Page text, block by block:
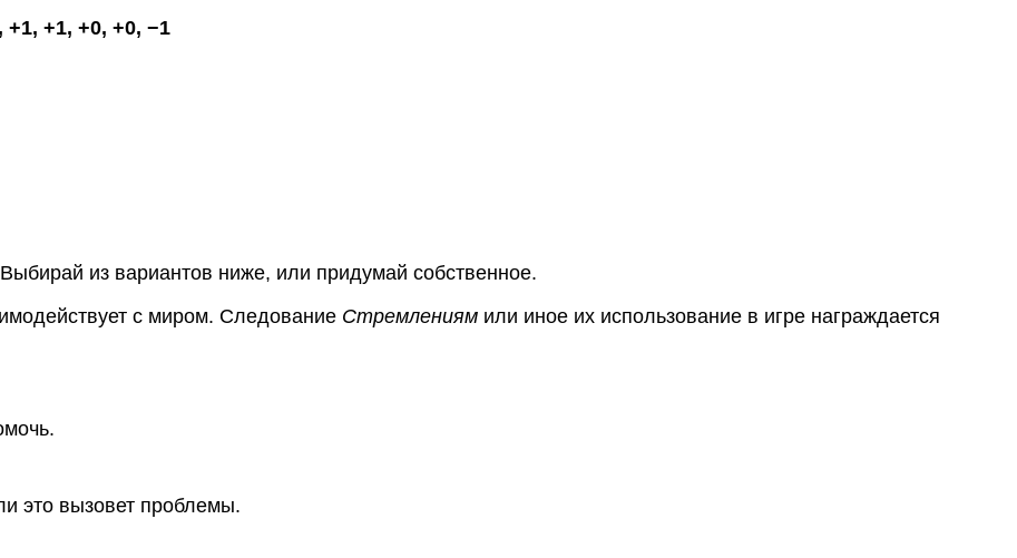
+1, +1, +0, +0, −1
из вариантов ниже, или придумай собственное.
с миром. Следование Стремлениям или иное их использование в игре награждается
это вызовет проблемы.